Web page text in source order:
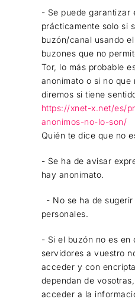
- Se puede garantizar
prácticamente solo si
buzón/canal usando
buzones que no
Tor, lo más probable
anonimato o si no
diremos si tiene
https://xnet-x.net/es/
anonimos-no-lo-son/
Quién te dice que no
- Se ha de avisar
hay anonimato.
- No se ha de
personales.
- Si el buzón no es en
servidores a vuestro
acceder y con
dependan de
acceder a la